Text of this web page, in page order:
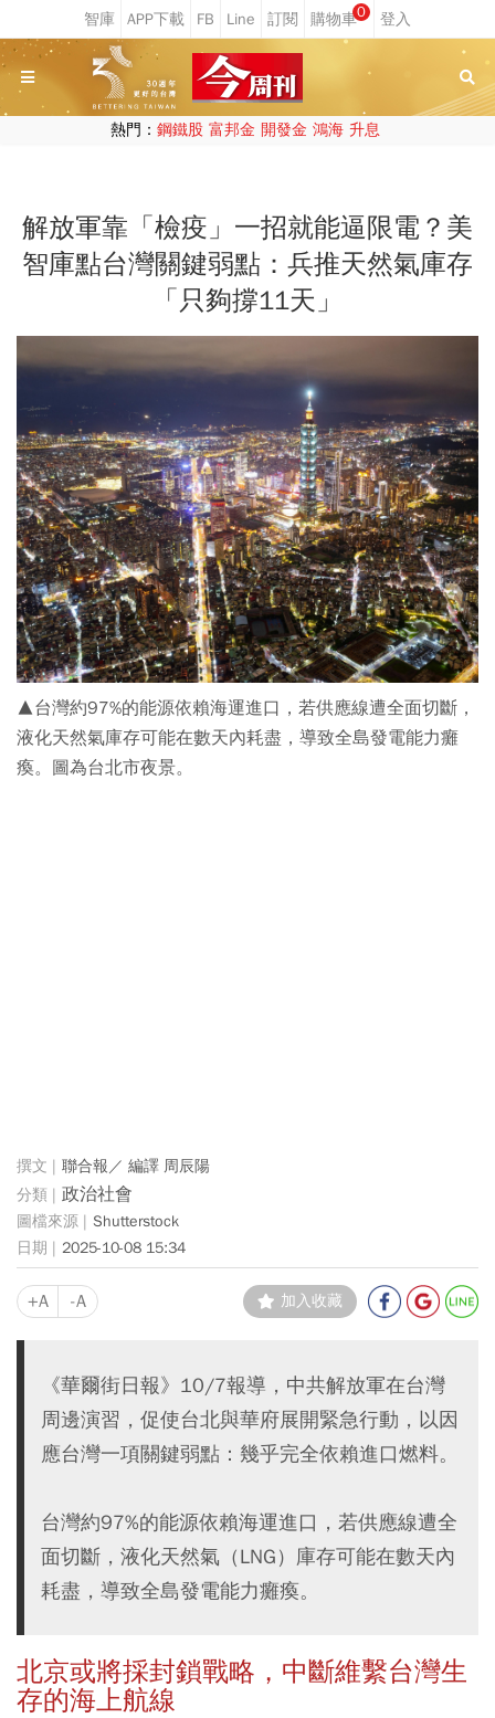
0
熱門： 鋼鐵股 富邦金 開發金 鴻海 升息
解放軍靠「檢疫」一招就能逼限電？美
智庫點台灣關鍵弱點：兵推天然氣庫存
「只夠撐11天」
▲台灣約97%的能源依賴海運進口，若供應線遭全面切斷，
液化天然氣庫存可能在數天內耗盡，導致全島發電能力癱
瘓。圖為台北市夜景。
聯合報／ 編譯 周辰陽
政治社會
Shutterstock
2025-10-08 15:34
+A -A 加入收藏
《華爾街日報》10/7報導，中共解放軍在台灣
周邊演習，促使台北與華府展開緊急行動，以因
應台灣一項關鍵弱點：幾乎完全依賴進口燃料。
台灣約97%的能源依賴海運進口，若供應線遭全
面切斷，液化天然氣（LNG）庫存可能在數天內
耗盡，導致全島發電能力癱瘓。
北京或將採封鎖戰略，中斷維繫台灣生
存的海上航線